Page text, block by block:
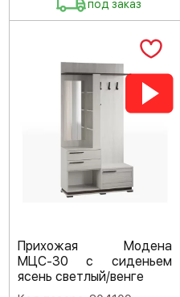
под заказ
Прихожая Модена
МЦС-30 с сиденьем
ясень светлый/венге